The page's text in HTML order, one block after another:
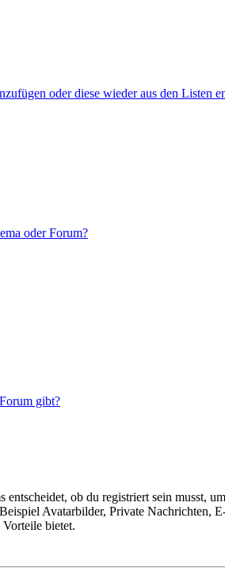
oder diese wieder aus den Listen
oder Forum?
gibt?
ob du registriert sein musst,
Avatarbilder, Private Nachrichten,
bietet.